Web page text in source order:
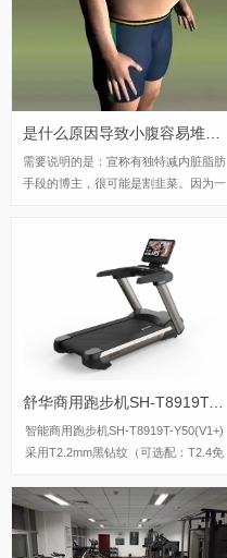
需要说明的是：宣称有独特减内脏脂肪
手段的博主，很可能是割韭菜。因为一
还节食+运动+减肥药物的研究，结论
都是一样。买个健身器材，练一下，健
康体魄有了，精气神也有了，大腹便便
的模样也能彻底摆脱了，这才是最好的
状态，不是吗？
舒华商用跑步机SH-T8919T-Y50(V9+)21.5寸大屏
智能商用跑步机SH-T8919T-Y50(V1+)
采用T2.2mm黑钻纹（可选配：T2.4免
自带心率带及增加心率控速(HRC)程序
模块测量心跳等数据，跑步宽度达580
mm，可承受180kg的使用者使用。